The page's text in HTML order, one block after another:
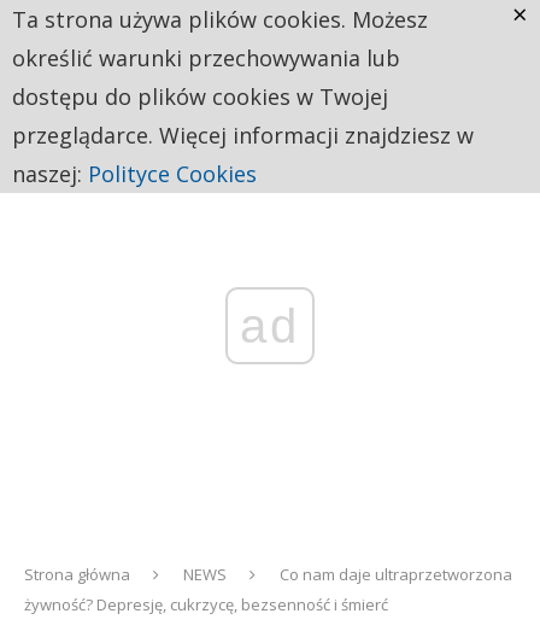
ad
Strona główna NEWS
Co nam daje ultraprzetworzona
żywność? Depresję, cukrzycę, bezsenność i śmierć
Ta strona używa plików cookies. Możesz
określić warunki przechowywania lub
dostępu do plików cookies w Twojej
przeglądarce. Więcej informacji znajdziesz w
naszej: Polityce Cookies
×